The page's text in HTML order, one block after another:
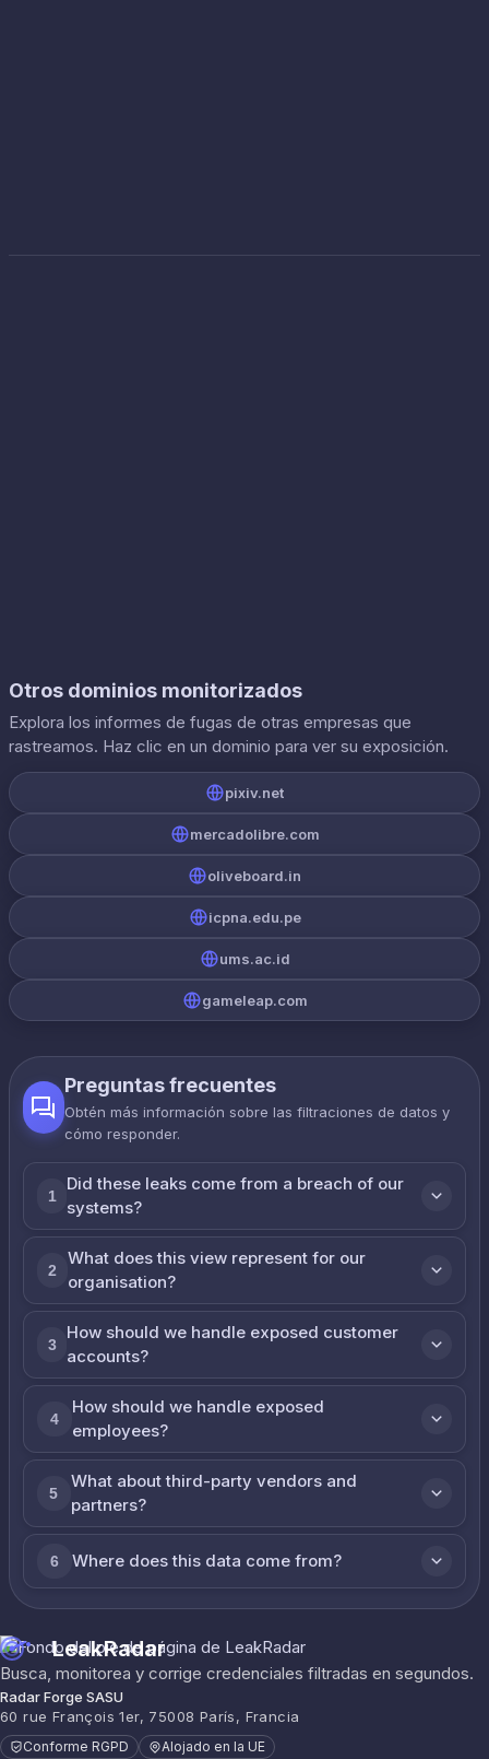
Otros dominios monitorizados
Explora los informes de fugas de otras empresas que
rastreamos. Haz clic en un dominio para ver su exposición.
pixiv.net
mercadolibre.com
oliveboard.in
icpna.edu.pe
ums.ac.id
gameleap.com
Preguntas frecuentes
Obtén más información sobre las filtraciones de datos y
cómo responder.
1
Did these leaks come from a breach of our
systems?
2
What does this view represent for our
organisation?
3
How should we handle exposed customer
accounts?
4
How should we handle exposed
employees?
5
What about third-party vendors and
partners?
6 Where does this data come from?
LeakRadar
Busca, monitorea y corrige credenciales filtradas en segundos.
Radar Forge SASU
60 rue François 1er, 75008 París, Francia
Conforme RGPD Alojado en la UE